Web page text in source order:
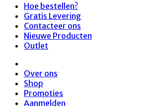
Hoe bestellen?
Gratis Levering
Contacteer ons
Nieuwe Producten
Outlet
Over ons
Shop
Promoties
Aanmelden